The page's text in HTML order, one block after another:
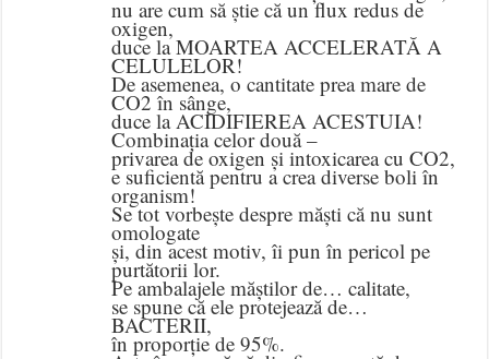
nu are cum să știe că un flux redus de
oxigen,
duce la MOARTEA ACCELERATĂ A
CELULELOR!
De asemenea, o cantitate prea mare de
CO2 în sânge,
duce la ACIDIFIEREA ACESTUIA!
Combinația celor două –
privarea de oxigen și intoxicarea cu CO2,
e suficientă pentru a crea diverse boli în
organism!
Se tot vorbește despre măști că nu sunt
omologate
și, din acest motiv, îi pun în pericol pe
purtătorii lor.
Pe ambalajele măștilor de… calitate,
se spune că ele protejează de…
BACTERII,
în proporție de 95%.